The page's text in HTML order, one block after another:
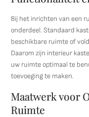
Bij het inrichten van een
onderdeel. Standaard
beschikbare ruimte of
Daarom zijn interieur
uw ruimte optimaal te
toevoeging te maken.
Maatwerk voor
Ruimte